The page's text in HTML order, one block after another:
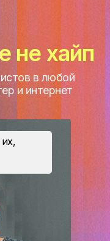
не хайп
в любой
и интернет